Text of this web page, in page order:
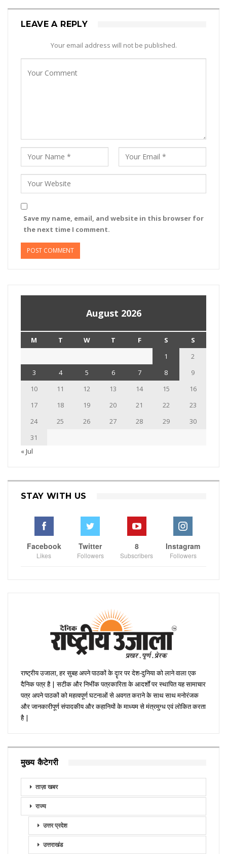
LEAVE A REPLY
Your email address will not be published.
Save my name, email, and website in this browser for
the next time I comment.
August 2026
M T W T F S
S
1
2
3
4 5 6 7 8
9
10
11 12 13 14 15
16
17
18 19 20 21 22
23
24
25 26 27 28 29
30
31
« Jul
STAY WITH US
Facebook
Likes
Twitter
Followers
8
Subscribers
Instagram
Followers
राष्ट्रीय उजाला, हर सुबह अपने पाठकों के दॄार पर देश-दुनिया को लाने वाला एक
दैनिक पत्र है | सटीक और निभींक पत्रकारिता के आदर्शों पर स्थापित यह सामाचार
पत्र अपने पाठकों को महत्वपूर्ण घटनाओं से अवगत कराने के साथ साथ मनोरंजक
और जानकारीपूर्ण संपादकीय और कहानियों के माध्यम से मंत्रमुग्ध एवं लोकित करता
है |
मुख्य कैटेगरी
ताज़ा खबर
राज्य
उत्तर प्रदेश
उत्तराखंड